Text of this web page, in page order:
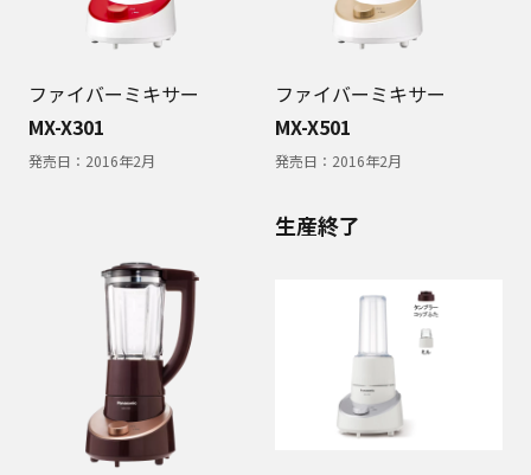
ファイバーミキサー
MX-X301
発売日： 2016年2月
ファイバーミキサー
MX-X501
発売日： 2016年2月
生産終了